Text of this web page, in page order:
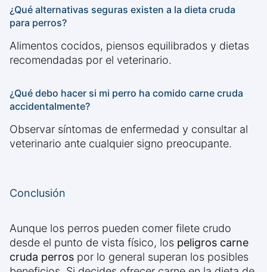
¿Qué alternativas seguras existen a la dieta cruda
para perros?
Alimentos cocidos, piensos equilibrados y dietas
recomendadas por el veterinario.
¿Qué debo hacer si mi perro ha comido carne cruda
accidentalmente?
Observar síntomas de enfermedad y consultar al
veterinario ante cualquier signo preocupante.
Conclusión
Aunque los perros pueden comer filete crudo
desde el punto de vista físico, los peligros carne
cruda perros por lo general superan los posibles